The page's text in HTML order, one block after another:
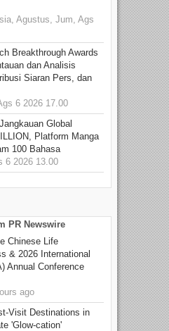
Agustus, Jum, Ags
Breakthrough Awards
dan Analisis
Siaran Pers, dan
6 2026 17.00
Global
Platform Manga
100 Bahasa
6 2026 13.00
PR Newswire
Chinese Life
& 2026 International
Annual Conference
ago
Visit Destinations in
'Glow-cation'